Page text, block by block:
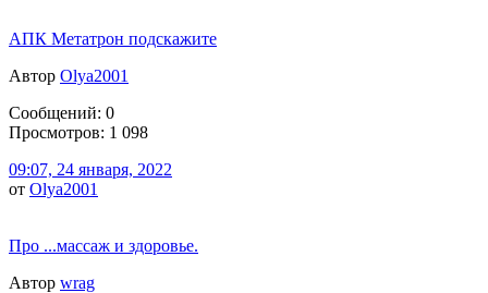
АПК Метатрон подскажите
Автор Olya2001
Сообщений: 0
Просмотров: 1 098
09:07, 24 января, 2022
от Olya2001
Про ...массаж и здоровье.
Автор wrag